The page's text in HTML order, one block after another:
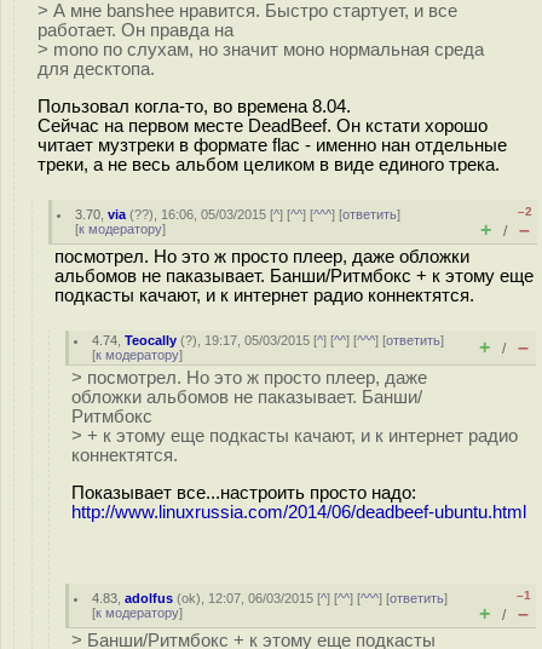
> А мне banshee нравится. Быстро стартует, и все
работает. Он правда на
> mono по слухам, но значит моно нормальная среда
для десктопа.
Пользовал когла-то, во времена 8.04.
Сейчас на первом месте DeadBeef. Он кстати хорошо
читает музтреки в формате flac - именно нан отдельные
треки, а не весь альбом целиком в виде единого трека.
3.70 ,via (??), 16:06, 05/03/2015 [^] [^^] [^^^] [ответить]
[к модератору]
–2
+ / –
посмотрел. Но это ж просто плеер, даже обложки
альбомов не паказывает. Банши/Ритмбокс + к этому еще
подкасты качают, и к интернет радио коннектятся.
4.74 ,Teocally (?), 19:17, 05/03/2015 [^] [^^] [^^^] [ответить]
[к модератору] + / –
> посмотрел. Но это ж просто плеер, даже
обложки альбомов не паказывает. Банши/
Ритмбокс
> + к этому еще подкасты качают, и к интернет радио
коннектятся.
Показывает все...настроить просто надо:
http://www.linuxrussia.com/2014/06/deadbeef-ubuntu.html
4.83 ,adolfus (ok), 12:07, 06/03/2015 [^] [^^] [^^^] [ответить]
[к модератору]
–1
+ / –
> Банши/Ритмбокс + к этому еще подкасты